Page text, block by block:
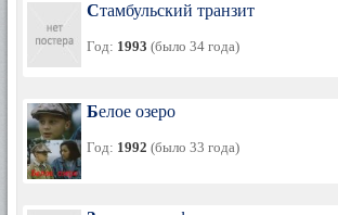
Стамбульский транзит
Год: 1993 (было 34 года)
Белое озеро
Год: 1992 (было 33 года)